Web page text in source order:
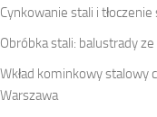
Cynkowanie stali i tłoczenie
Obróbka stali: balustrady
Wkład kominkowy stalowy
Warszawa